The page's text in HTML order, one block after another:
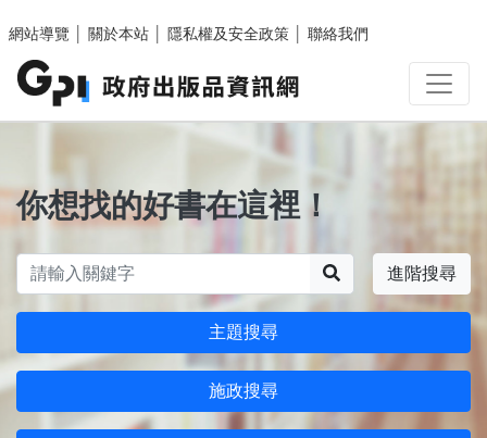
網站導覽
關於本站 隱私權及安全政策 聯絡我們
你想找的好書在這裡！
進階搜尋
主題搜尋
施政搜尋